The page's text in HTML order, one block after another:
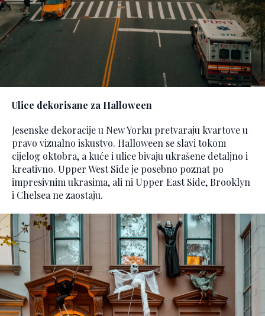
Ulice dekorisane za Halloween
Jesenske dekoracije u New Yorku pretvaraju kvartove u
pravo vizualno iskustvo. Halloween se slavi tokom
cijelog oktobra, a kuće i ulice bivaju ukrašene detaljno i
kreativno. Upper West Side je posebno poznat po
impresivnim ukrasima, ali ni Upper East Side, Brooklyn
i Chelsea ne zaostaju.